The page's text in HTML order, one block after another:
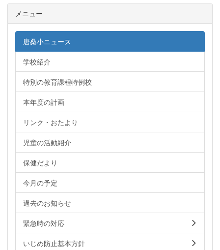
メニュー
唐桑小ニュース
学校紹介
特別の教育課程特例校
本年度の計画
リンク・おたより
児童の活動紹介
保健だより
今月の予定
過去のお知らせ
緊急時の対応
いじめ防止基本方針